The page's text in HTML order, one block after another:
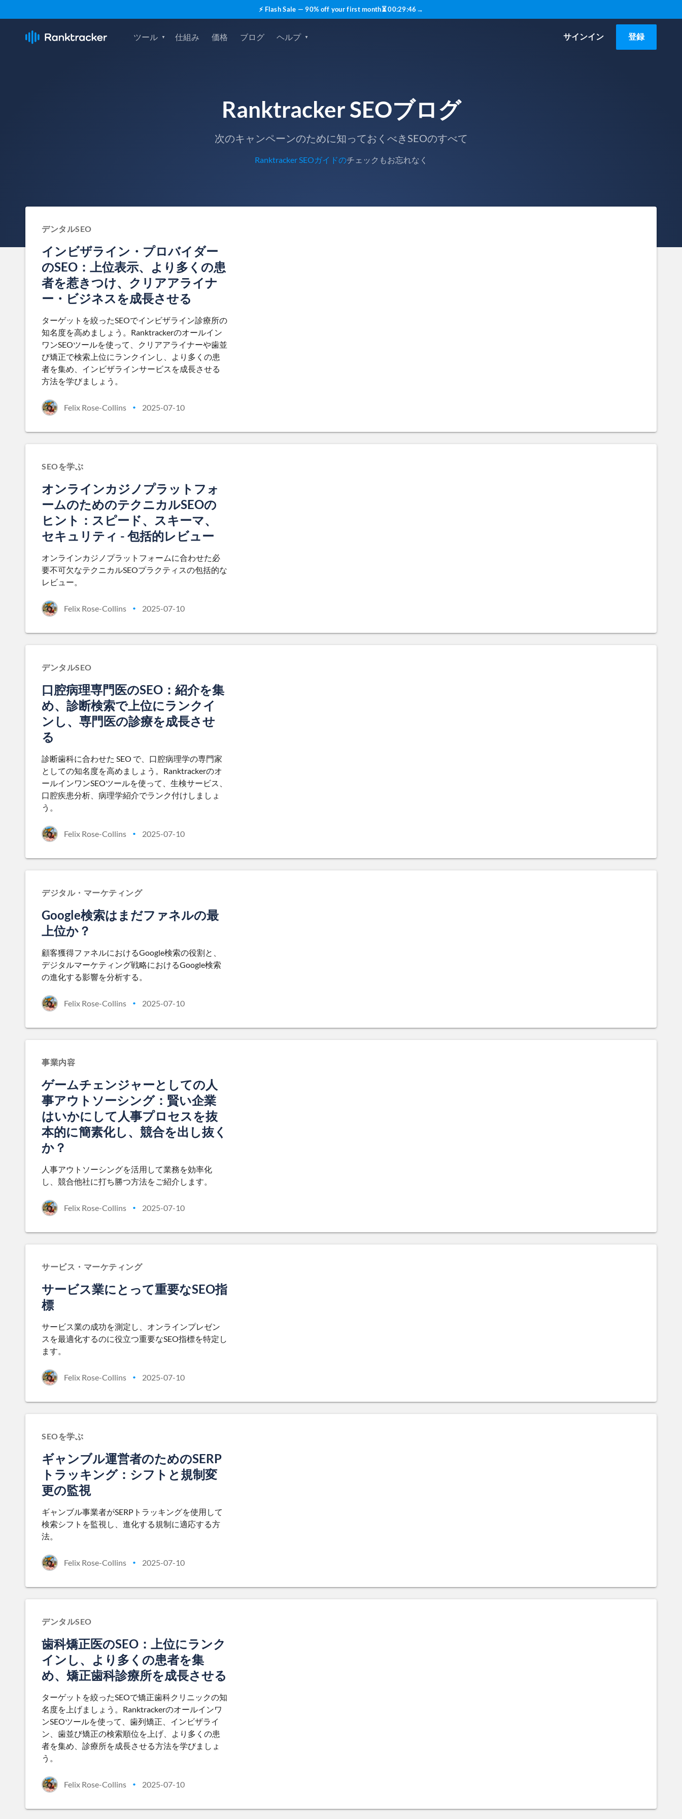
⚡ Flash Sale — 90% off your first month⏳00:29:45 →
ツール 仕組み 価格 ブログ ヘルプ サインイン 登録
Ranktracker SEOブログ
次のキャンペーンのために知っておくべきSEOのすべて
Ranktracker SEOガイドのチェックもお忘れなく
デンタルSEO
インビザライン・プロバイダー
のSEO：上位表示、より多くの患
者を惹きつけ、クリアアライナ
ー・ビジネスを成長させる
ターゲットを絞ったSEOでインビザライン診療所の
知名度を高めましょう。Ranktrackerのオールイン
ワンSEOツールを使って、クリアアライナーや歯並
び矯正で検索上位にランクインし、より多くの患
者を集め、インビザラインサービスを成長させる
方法を学びましょう。
Felix Rose-Collins • 2025-07-10
SEOを学ぶ
オンラインカジノプラットフォ
ームのためのテクニカルSEOの
ヒント：スピード、スキーマ、
セキュリティ - 包括的レビュー
オンラインカジノプラットフォームに合わせた必
要不可欠なテクニカルSEOプラクティスの包括的な
レビュー。
Felix Rose-Collins • 2025-07-10
デンタルSEO
口腔病理専門医のSEO：紹介を集
め、診断検索で上位にランクイ
ンし、専門医の診療を成長させ
る
診断歯科に合わせた SEO で、口腔病理学の専門家
としての知名度を高めましょう。Ranktrackerのオ
ールインワンSEOツールを使って、生検サービス、
口腔疾患分析、病理学紹介でランク付けしましょ
う。
Felix Rose-Collins • 2025-07-10
デジタル・マーケティング
Google検索はまだファネルの最
上位か？
顧客獲得ファネルにおけるGoogle検索の役割と、
デジタルマーケティング戦略におけるGoogle検索
の進化する影響を分析する。
Felix Rose-Collins • 2025-07-10
事業内容
ゲームチェンジャーとしての人
事アウトソーシング：賢い企業
はいかにして人事プロセスを抜
本的に簡素化し、競合を出し抜く
か？
人事アウトソーシングを活用して業務を効率化
し、競合他社に打ち勝つ方法をご紹介します。
Felix Rose-Collins • 2025-07-10
サービス・マーケティング
サービス業にとって重要なSEO指
標
サービス業の成功を測定し、オンラインプレゼン
スを最適化するのに役立つ重要なSEO指標を特定し
ます。
Felix Rose-Collins • 2025-07-10
SEOを学ぶ
ギャンブル運営者のためのSERP
トラッキング：シフトと規制変
更の監視
ギャンブル事業者がSERPトラッキングを使用して
検索シフトを監視し、進化する規制に適応する方
法。
Felix Rose-Collins • 2025-07-10
デンタルSEO
歯科矯正医のSEO：上位にランク
インし、より多くの患者を集
め、矯正歯科診療所を成長させる
ターゲットを絞ったSEOで矯正歯科クリニックの知
名度を上げましょう。Ranktrackerのオールインワ
ンSEOツールを使って、歯列矯正、インビザライ
ン、歯並び矯正の検索順位を上げ、より多くの患
者を集め、診療所を成長させる方法を学びましょ
う。
Felix Rose-Collins • 2025-07-10